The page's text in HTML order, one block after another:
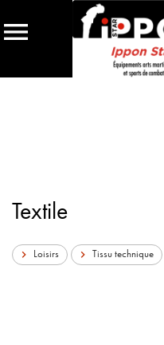

Textile
 Loisirs  Tissu technique